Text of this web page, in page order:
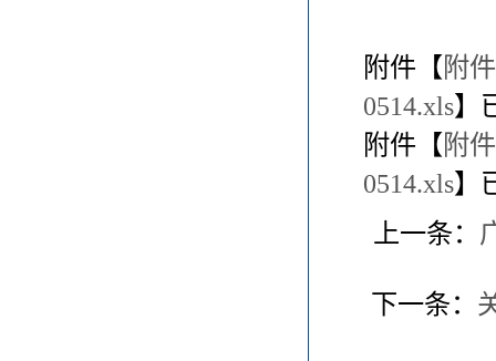
附件【 附
0514.xls】
附件【 附
0514.xls】
上一条：
下一条：